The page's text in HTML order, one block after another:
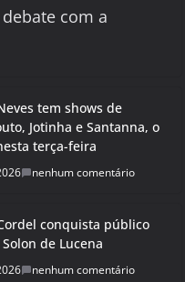
com a
tem shows de
Jotinha e Santanna, o
terça-feira
nenhum comentário
conquista público
de Lucena
nenhum comentário